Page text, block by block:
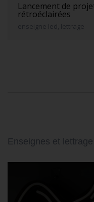
Lancement de
rétroéclairées
enseigne led, lettrage
Enseignes et